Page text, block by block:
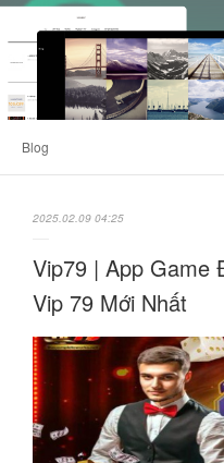
Blog
2025.02.09 04:25
Vip79 | App Game
Vip 79 Mới Nhất